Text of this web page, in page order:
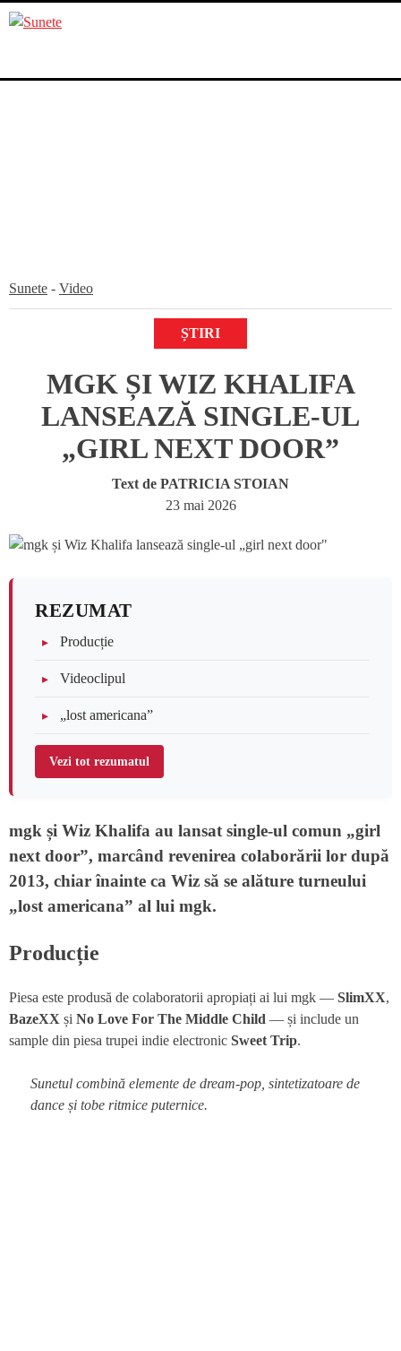
Sunete - Video
ȘTIRI
MGK ȘI WIZ KHALIFA
LANSEAZĂ SINGLE-UL
„GIRL NEXT DOOR”
Text de PATRICIA STOIAN
23 mai 2026
REZUMAT
Producție
Videoclipul
„lost americana”
Vezi tot rezumatul
mgk și Wiz Khalifa au lansat single-ul comun „girl
next door”, marcând revenirea colaborării lor după
2013, chiar înainte ca Wiz să se alăture turneului
„lost americana” al lui mgk.
Producție
Piesa este produsă de colaboratorii apropiați ai lui mgk — SlimXX,
BazeXX și No Love For The Middle Child — și include un
sample din piesa trupei indie electronic Sweet Trip.
Sunetul combină elemente de dream-pop, sintetizatoare de
dance și tobe ritmice puternice.